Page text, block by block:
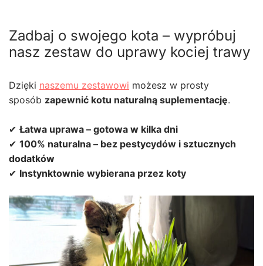
Zadbaj o swojego kota – wypróbuj
nasz zestaw do uprawy kociej trawy
Dzięki naszemu zestawowi możesz w prosty
sposób zapewnić kotu naturalną suplementację.
✔ Łatwa uprawa – gotowa w kilka dni
✔ 100% naturalna – bez pestycydów i sztucznych
dodatków
✔ Instynktownie wybierana przez koty